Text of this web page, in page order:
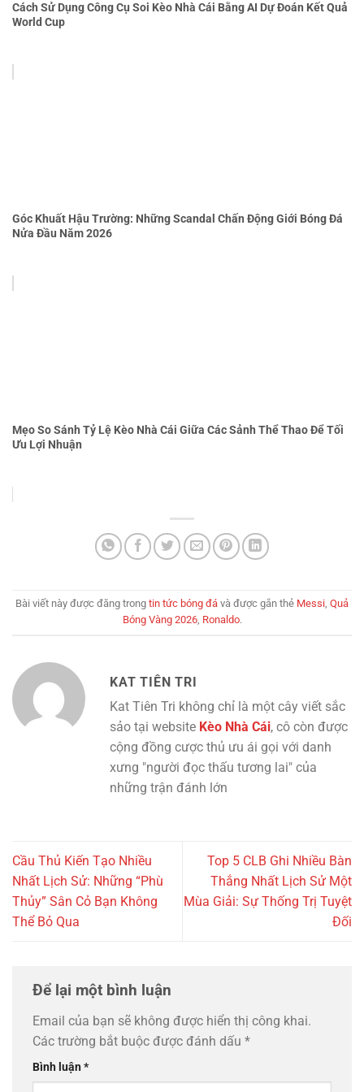
Cách Sử Dụng Công Cụ Soi Kèo Nhà Cái Bằng AI Dự Đoán Kết Quả
World Cup
Góc Khuất Hậu Trường: Những Scandal Chấn Động Giới Bóng Đá
Nửa Đầu Năm 2026
Mẹo So Sánh Tỷ Lệ Kèo Nhà Cái Giữa Các Sảnh Thể Thao Để Tối
Ưu Lợi Nhuận
Bài viết này được đăng trong tin tức bóng đá và được gắn thẻ Messi, Quả
Bóng Vàng 2026, Ronaldo.
KAT TIÊN TRI
Kat Tiên Tri không chỉ là một cây viết sắc
sảo tại website Kèo Nhà Cái, cô còn được
cộng đồng cược thủ ưu ái gọi với danh
xưng "người đọc thấu tương lai" của
những trận đánh lớn
Cầu Thủ Kiến Tạo Nhiều
Nhất Lịch Sử: Những “Phù
Thủy” Sân Cỏ Bạn Không
Thể Bỏ Qua
Top 5 CLB Ghi Nhiều Bàn
Thắng Nhất Lịch Sử Một
Mùa Giải: Sự Thống Trị Tuyệt
Đối
Để lại một bình luận
Email của bạn sẽ không được hiển thị công khai.
Các trường bắt buộc được đánh dấu *
Bình luận*